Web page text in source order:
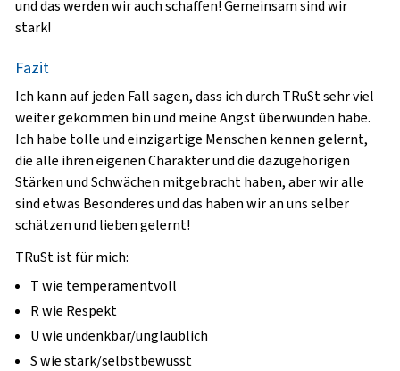
und das werden wir auch schaffen! Gemeinsam sind wir
stark!
Fazit
Ich kann auf jeden Fall sagen, dass ich durch TRuSt sehr viel
weiter gekommen bin und meine Angst überwunden habe.
Ich habe tolle und einzigartige Menschen kennen gelernt,
die alle ihren eigenen Charakter und die dazugehörigen
Stärken und Schwächen mitgebracht haben, aber wir alle
sind etwas Besonderes und das haben wir an uns selber
schätzen und lieben gelernt!
TRuSt ist für mich:
Twie temperamentvoll
Rwie Respekt
Uwie undenkbar/unglaublich
Swie stark/selbstbewusst